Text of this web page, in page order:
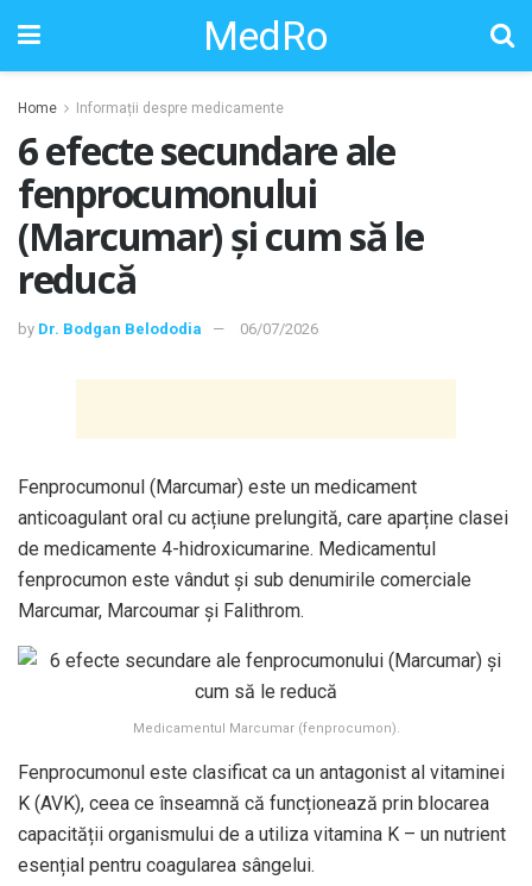
MedRo
Home Informații despre medicamente
6 efecte secundare ale
fenprocumonului
(Marcumar) și cum să le
reducă
by Dr. Bodgan Belododia 06/07/2026
Fenprocumonul (Marcumar) este un medicament
anticoagulant oral cu acțiune prelungită, care aparține clasei
de medicamente 4-hidroxicumarine. Medicamentul
fenprocumon este vândut și sub denumirile comerciale
Marcumar, Marcoumar și Falithrom.
Medicamentul Marcumar (fenprocumon).
Fenprocumonul este clasificat ca un antagonist al vitaminei
K (AVK), ceea ce înseamnă că funcționează prin blocarea
capacității organismului de a utiliza vitamina K – un nutrient
esențial pentru coagularea sângelui.